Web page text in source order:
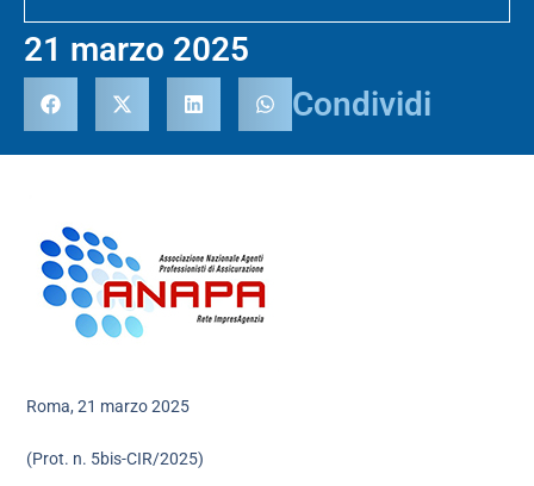
21 marzo 2025
Condividi
Roma, 21 marzo 2025
(Prot. n. 5bis-CIR/2025)